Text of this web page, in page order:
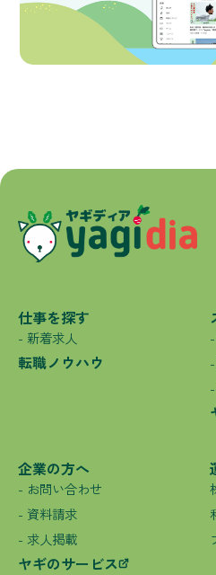
仕事を探す
- 新着求人
転職ノウハウ
企業の方へ
- お問い合わせ
- 資料請求
- 求人掲載
ヤギのサービス